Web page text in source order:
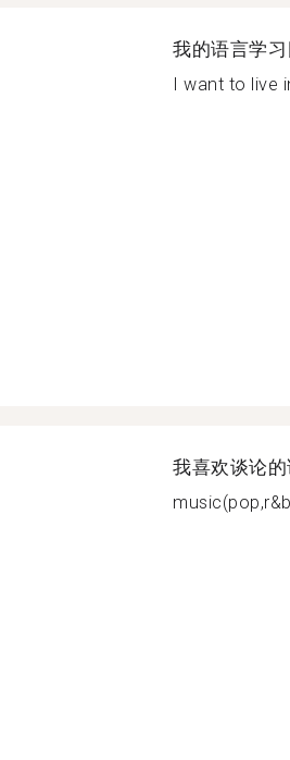
我的语言学
I want to live
我喜欢谈论